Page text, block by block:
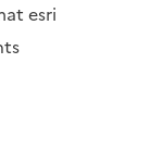
esri